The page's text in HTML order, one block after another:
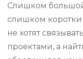
Слишком
слишком
не хотят
проектами, а